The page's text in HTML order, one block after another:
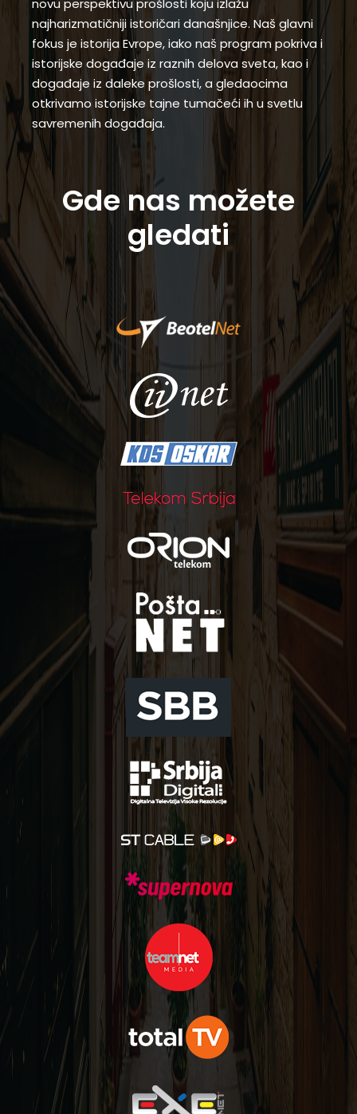
novu perspektivu prošlosti koju izlažu
najharizmatičniji istoričari današnjice. Naš glavni
fokus je istorija Evrope, iako naš program pokriva i
istorijske događaje iz raznih delova sveta, kao i
događaje iz daleke prošlosti, a gledaocima
otkrivamo istorijske tajne tumačeći ih u svetlu
savremenih događaja.
Gde nas možete
gledati